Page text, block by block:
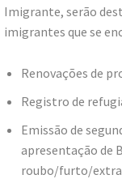
Imigrante, serão
imigrantes que se
Renovações de
Registro de
Emissão de
apresentação de
roubo/furto/